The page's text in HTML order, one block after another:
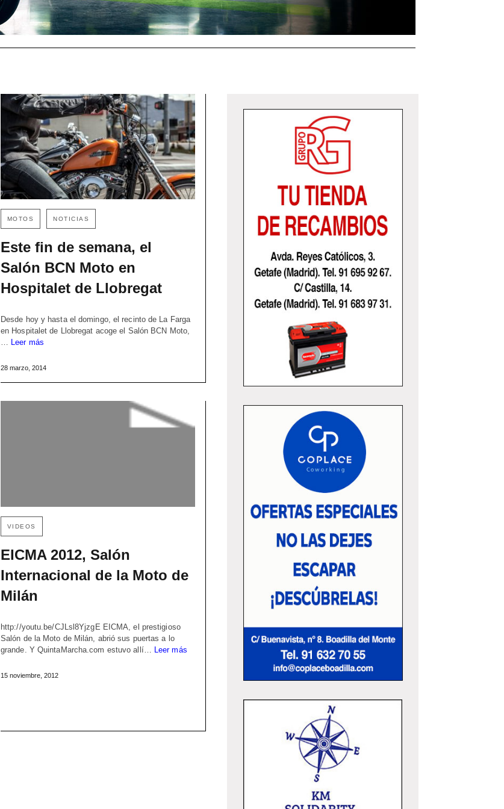
MOTOS NOTICIAS
Este fin de semana, el
Salón BCN Moto en
Hospitalet de Llobregat
Desde hoy y hasta el domingo, el recinto de La Farga
en Hospitalet de Llobregat acoge el Salón BCN Moto,
… Leer más
28 marzo, 2014
VIDEOS
EICMA 2012, Salón
Internacional de la Moto de
Milán
http://youtu.be/CJLsl8YjzgE EICMA, el prestigioso
Salón de la Moto de Milán, abrió sus puertas a lo
grande. Y QuintaMarcha.com estuvo allí…
Leer más
15 noviembre, 2012